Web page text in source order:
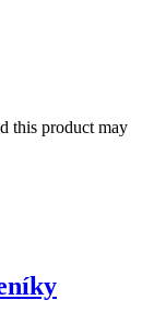
this product may